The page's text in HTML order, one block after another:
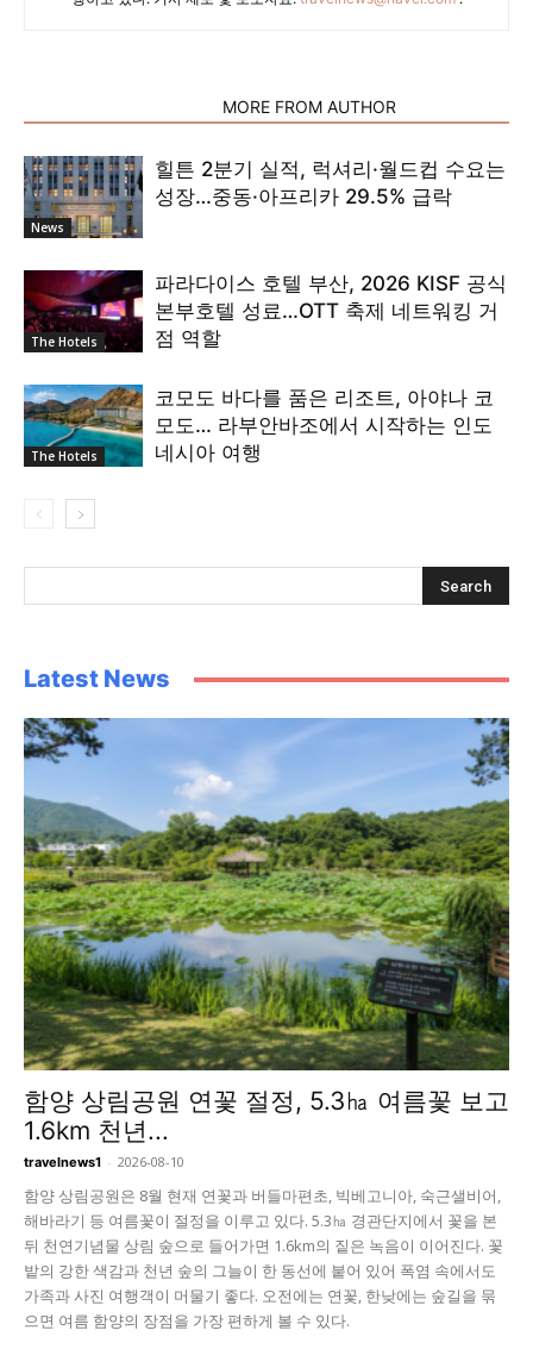
MORE FROM AUTHOR
News
힐튼 2분기 실적, 럭셔리·월드컵 수요는
성장…중동·아프리카 29.5% 급락
The Hotels
파라다이스 호텔 부산, 2026 KISF 공식
본부호텔 성료…OTT 축제 네트워킹 거
점 역할
The Hotels
코모도 바다를 품은 리조트, 아야나 코
모도… 라부안바조에서 시작하는 인도
네시아 여행
Latest News
함양 상림공원 연꽃 절정, 5.3㏊ 여름꽃 보고
1.6km 천년...
travelnews1 - 2026-08-10
함양 상림공원은 8월 현재 연꽃과 버들마편초, 빅베고니아, 숙근샐비어,
해바라기 등 여름꽃이 절정을 이루고 있다. 5.3㏊ 경관단지에서 꽃을 본
뒤 천연기념물 상림 숲으로 들어가면 1.6km의 짙은 녹음이 이어진다. 꽃
밭의 강한 색감과 천년 숲의 그늘이 한 동선에 붙어 있어 폭염 속에서도
가족과 사진 여행객이 머물기 좋다. 오전에는 연꽃, 한낮에는 숲길을 묶
으면 여름 함양의 장점을 가장 편하게 볼 수 있다.